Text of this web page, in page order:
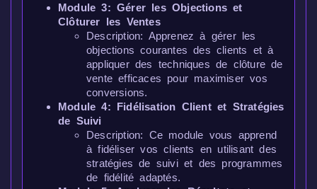
Module 3: Gérer les Objections et
Clôturer les Ventes
Description: Apprenez à gérer les
objections courantes des clients et à
appliquer des techniques de clôture de
vente efficaces pour maximiser vos
conversions.
Module 4: Fidélisation Client et Stratégies
de Suivi
Description: Ce module vous apprend
à fidéliser vos clients en utilisant des
stratégies de suivi et des programmes
de fidélité adaptés.